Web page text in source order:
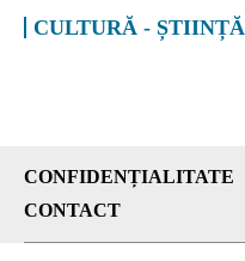
CULTURĂ - ȘTIINȚĂ
CONFIDENȚIALITATE
CONTACT